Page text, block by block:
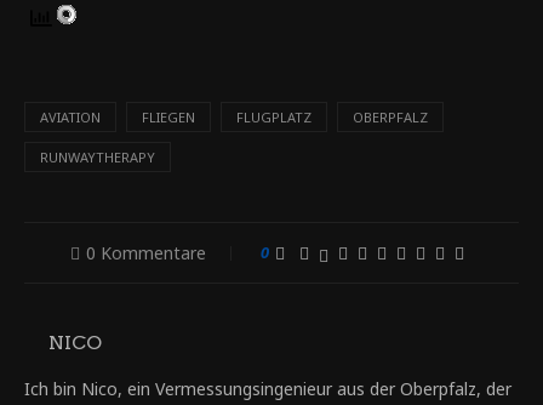
AVIATION FLIEGEN FLUGPLATZ OBERPFALZ
RUNWAYTHERAPY
0 Kommentare 0
NICO
Ich bin Nico, ein Vermessungsingenieur aus der Oberpfalz, der